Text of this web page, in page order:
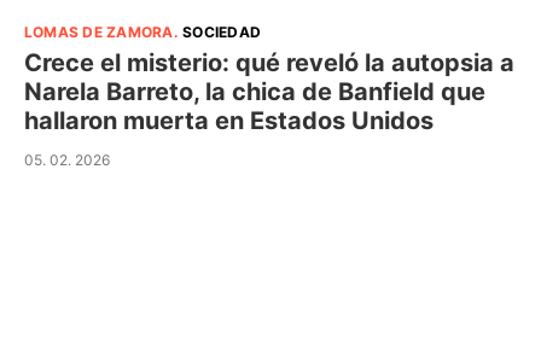
LOMAS DE ZAMORA.SOCIEDAD
Crece el misterio: qué reveló la autopsia a
Narela Barreto, la chica de Banfield que
hallaron muerta en Estados Unidos
05. 02. 2026